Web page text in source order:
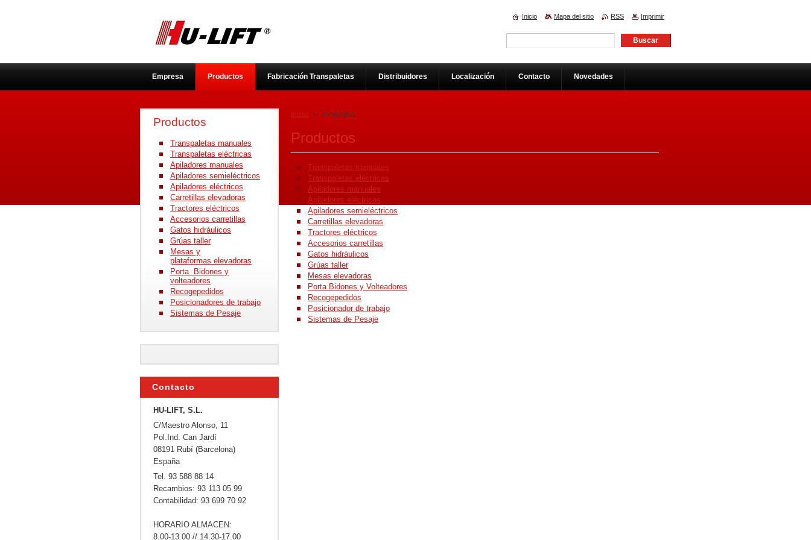
Inicio > Productos
Productos
Transpaletas manuales
Transpaletas eléctricas
Apiladores manuales
Apiladores eléctricos
Apiladores semieléctricos
Carretillas elevadoras
Tractores eléctricos
Accesorios carretillas
Gatos hidráulicos
Grúas taller
Mesas elevadoras
Porta Bidones y Volteadores
Recogepedidos
Posicionador de trabajo
Sistemas de Pesaje
Productos
Transpaletas manuales
Transpaletas eléctricas
Apiladores manuales
Apiladores semieléctricos
Apiladores eléctricos
Carretillas elevadoras
Tractores eléctricos
Accesorios carretillas
Gatos hidráulicos
Grúas taller
Mesas y
plataformas elevadoras
Porta Bidones y
volteadores
Recogepedidos
Posicionadores de trabajo
Sistemas de Pesaje
Contacto
HU-LIFT, S.L.
C/Maestro Alonso, 11
Pol.Ind. Can Jardí
08191 Rubí (Barcelona)
España
Tel. 93 588 88 14
Recambios: 93 113 05 99
Contabilidad: 93 699 70 92
HORARIO ALMACEN:
8.00-13.00 // 14.30-17.00
Empresa Productos Fabricación Transpaletas Distribuidores Localización Contacto Novedades
Inicio Mapa del sitio RSS Imprimir